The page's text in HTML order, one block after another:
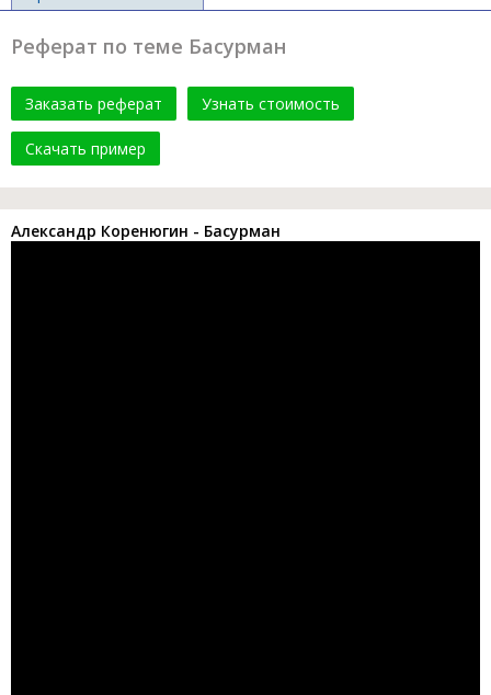
Реферат по теме Басурман
Заказать реферат Узнать стоимость
Скачать пример
Александр Коренюгин - Басурман